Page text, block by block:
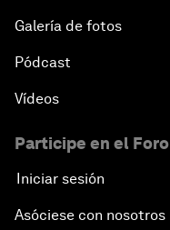
Galería de fotos
Pódcast
Vídeos
Participe en el Foro
Iniciar sesión
Asóciese con nosotros